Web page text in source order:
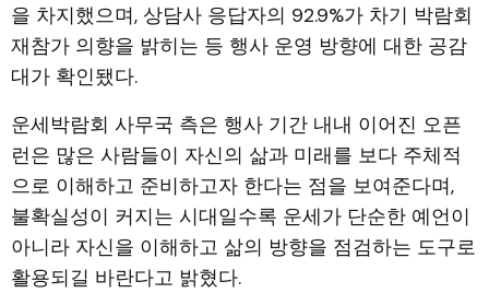
을 차지했으며, 상담사 응답자의 92.9%가 차기 박람회
재참가 의향을 밝히는 등 행사 운영 방향에 대한 공감
대가 확인됐다.
운세박람회 사무국 측은 행사 기간 내내 이어진 오픈
런은 많은 사람들이 자신의 삶과 미래를 보다 주체적
으로 이해하고 준비하고자 한다는 점을 보여준다며,
불확실성이 커지는 시대일수록 운세가 단순한 예언이
아니라 자신을 이해하고 삶의 방향을 점검하는 도구로
활용되길 바란다고 밝혔다.